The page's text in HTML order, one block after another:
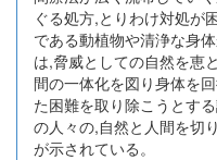
ぐる処方,とりわけ対処が
である動植物や清浄な身
は,脅威としての自然を恵
間の一体化を図り身体を
た困難を取り除こうとす
の人々の,自然と人間を切
が示されている。